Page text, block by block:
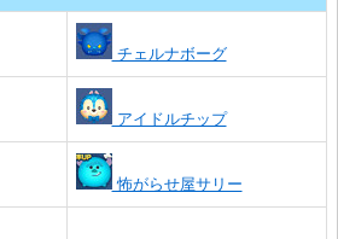
チェルナボーグ
アイドルチップ
怖がらせ屋サリー